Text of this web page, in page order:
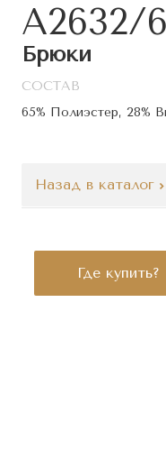
A2632/6
Брюки
СОСТАВ
65% Полиэстер, 28%
Назад в каталог
Где купить?